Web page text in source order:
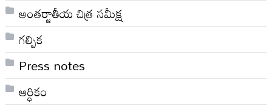
అంతర్జాతీయ చిత్ర సమీక్ష
గల్పిక
Press notes
ఆర్ధికం